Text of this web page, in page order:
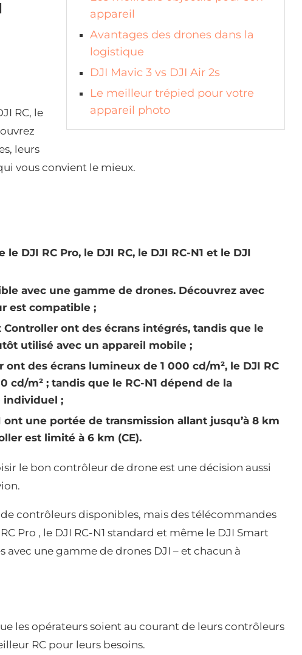
appareil
Avantages des drones dans la
logistique
DJI Mavic 3 vs DJI Air 2s
Le meilleur trépied pour votre
appareil photo
RC, le
leurs
vous convient le mieux.
DJI RC Pro, le DJI RC, le DJI RC-N1 et le DJI
avec une gamme de drones. Découvrez avec
est compatible ;
Controller ont des écrans intégrés, tandis que le
utilisé avec un appareil mobile ;
ont des écrans lumineux de 1 000 cd/m², le DJI RC
cd/m² ; tandis que le RC-N1 dépend de la
individuel ;
ont une portée de transmission allant jusqu’à 8 km
est limité à 6 km (CE).
le bon contrôleur de drone est une décision aussi
contrôleurs disponibles, mais des télécommandes
Pro , le DJI RC-N1 standard et même le DJI Smart
une gamme de drones DJI – et chacun à
les opérateurs soient au courant de leurs contrôleurs
RC pour leurs besoins.